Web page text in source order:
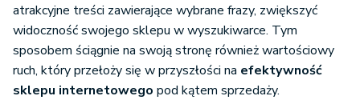
atrakcyjne treści zawierające wybrane frazy, zwiększyć
widoczność swojego sklepu w wyszukiwarce. Tym
sposobem ściągnie na swoją stronę również wartościowy
ruch, który przełoży się w przyszłości na efektywność
sklepu internetowego pod kątem sprzedaży.